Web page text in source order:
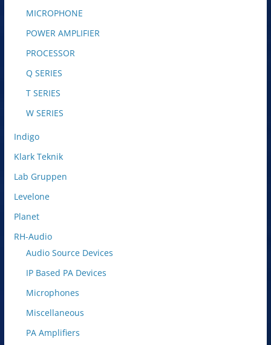
MICROPHONE
POWER AMPLIFIER
PROCESSOR
Q SERIES
T SERIES
W SERIES
Indigo
Klark Teknik
Lab Gruppen
Levelone
Planet
RH-Audio
Audio Source Devices
IP Based PA Devices
Microphones
Miscellaneous
PA Amplifiers